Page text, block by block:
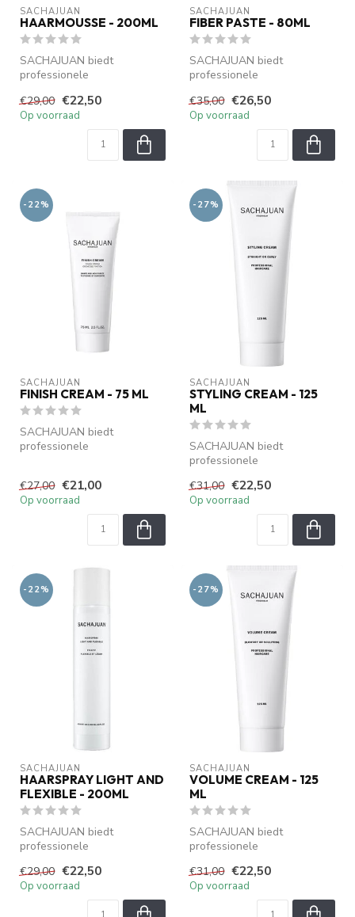
SACHAJUAN
HAARMOUSSE - 200ML
SACHAJUAN biedt
professionele
Silk Technology. Verzorgt...
€29,00 €22,50
Op voorraad
SACHAJUAN
FIBER PASTE - 80ML
SACHAJUAN biedt
professionele
Silk Technology. Verzorgt...
€35,00 €26,50
Op voorraad
-22%
SACHAJUAN
FINISH CREAM - 75 ML
SACHAJUAN biedt
professionele
€27,00 €21,00
Op voorraad
-27%
SACHAJUAN
STYLING CREAM - 125
ML
SACHAJUAN biedt
professionele
Silk Technology. Verzorgt...
€31,00 €22,50
Op voorraad
-22%
SACHAJUAN
HAARSPRAY LIGHT AND
FLEXIBLE - 200ML
SACHAJUAN biedt
professionele
Silk Technology. Verzorgt...
€29,00 €22,50
Op voorraad
-27%
SACHAJUAN
VOLUME CREAM - 125
ML
SACHAJUAN biedt
professionele
Silk Technology. Verzorgt...
€31,00 €22,50
Op voorraad